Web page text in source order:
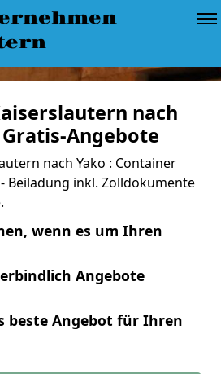
nach
Angebote
nach Yako : Container
Beiladung inkl. Zolldokumente
wenn es um Ihren
Angebote
beste Angebot für Ihren